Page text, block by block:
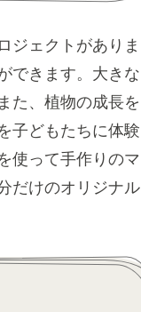
ジェクトがありま
できます。大きな
た、植物の成長を
子どもたちに体験
使って手作りのマ
だけのオリジナル